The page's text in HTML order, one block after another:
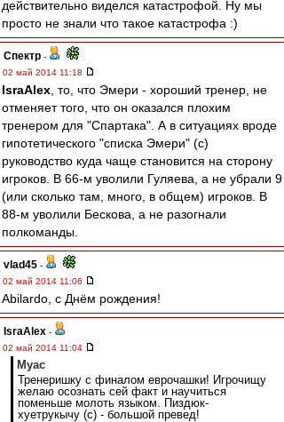
действительно виделся катастрофой. Ну мы
просто не знали что такое катастрофа :)
Спектр -
02 май 2014 11:18
IsraAlex , то, что Эмери - хороший тренер, не
отменяет того, что он оказался плохим
тренером для "Спартака". А в ситуациях вроде
гипотетического "списка Эмери" (с)
руководство куда чаще становится на сторону
игроков. В 66-м уволили Гуляева, а не убрали 9
(или сколько там, много, в общем) игроков. В
88-м уволили Бескова, а не разогнали
полкоманды.
vlad45 -
02 май 2014 11:06
Abilardo, с Днём рождения!
IsraAlex -
02 май 2014 11:04
Myac
Тренеришку с финалом еврочашки! Игрочищу
желаю осознать сей факт и научиться
поменьше молоть языком. Пиздюк-
хуетрукычу (с) - большой превед!